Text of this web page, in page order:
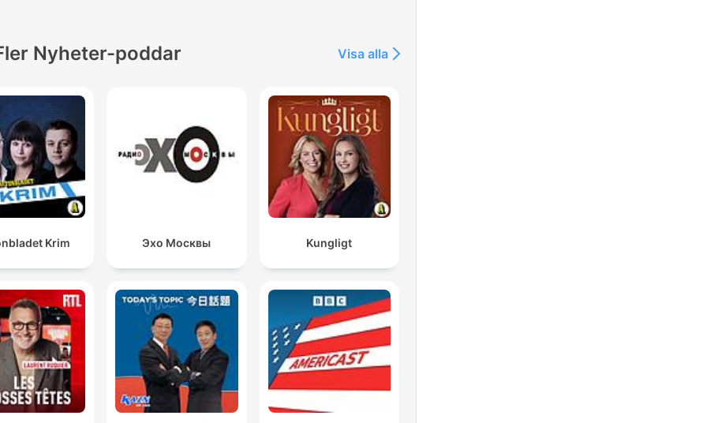
Nyheter-poddar Visa alla
Krim Эхо Москвы Kungligt